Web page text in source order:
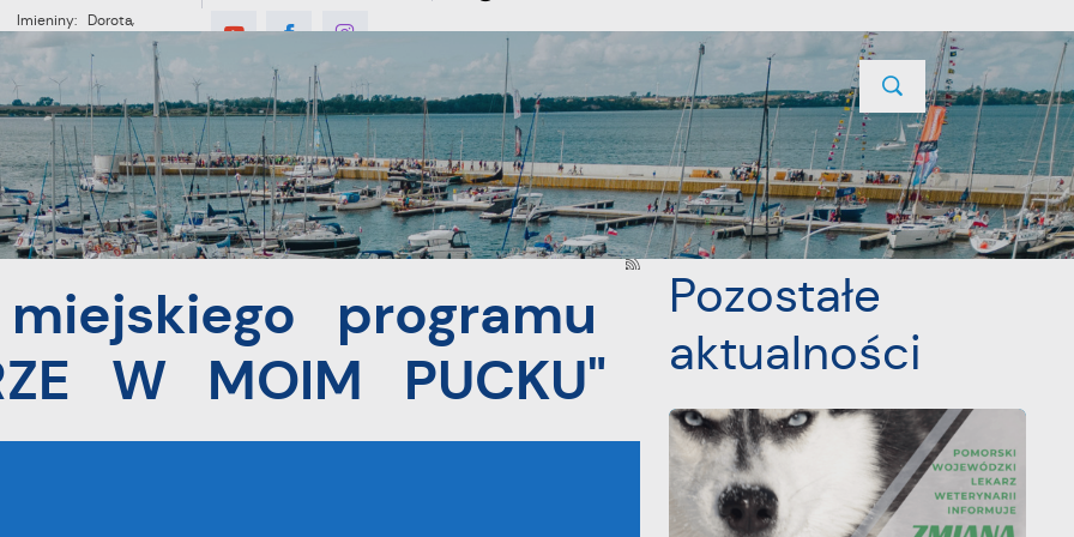
Imieniny: Dorota,
Konrad, Kajetan
MIESZKANIEC TURYSTYKA INWESTYCJE PROJEKTY UNIJNE KONTAKT
"LEPSZE POWIETRZE W MOIM PUCKU" POPRZEDNI NASTĘPNY
programu
W MOIM PUCKU"
Pozostałe
aktualności